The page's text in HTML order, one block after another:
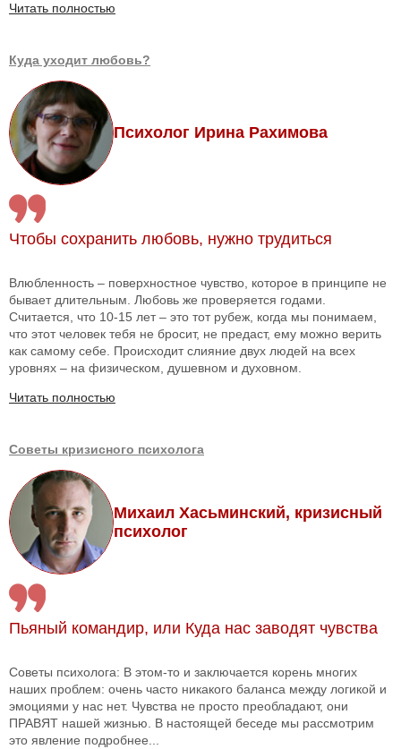
Читать полностью
Куда уходит любовь?
Психолог Ирина Рахимова
Чтобы сохранить любовь, нужно трудиться
Влюбленность – поверхностное чувство, которое в принципе не
бывает длительным. Любовь же проверяется годами.
Считается, что 10-15 лет – это тот рубеж, когда мы понимаем,
что этот человек тебя не бросит, не предаст, ему можно верить
как самому себе. Происходит слияние двух людей на всех
уровнях – на физическом, душевном и духовном.
Читать полностью
Советы кризисного психолога
Михаил Хасьминский, кризисный
психолог
Пьяный командир, или Куда нас заводят чувства
Советы психолога: В этом-то и заключается корень многих
наших проблем: очень часто никакого баланса между логикой и
эмоциями у нас нет. Чувства не просто преобладают, они
ПРАВЯТ нашей жизнью. В настоящей беседе мы рассмотрим
это явление подробнее...